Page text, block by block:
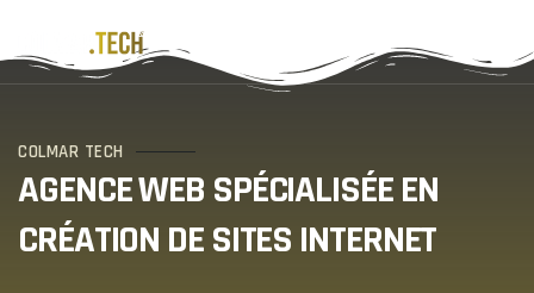
COLMAR TECH
AGENCE WEB SPÉCIALISÉE EN
CRÉATION DE SITES INTERNET